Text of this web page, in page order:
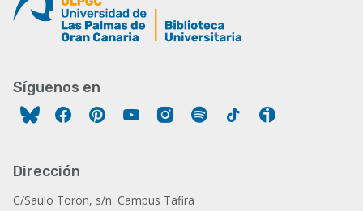
Síguenos en
FacebookPinterestYouTubeInstagram
Spotify Tiktok
Dirección
C/Saulo Torón, s/n. Campus Tafira